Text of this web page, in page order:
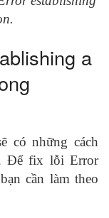
a
có những cách
Đểfix lỗi Error
cần làm theo